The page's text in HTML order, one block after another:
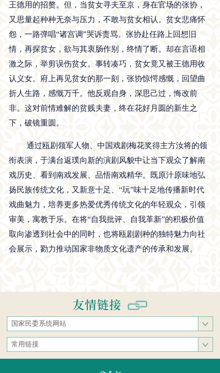
王德用的招赘。但，当贫女寻夫至京，身在官场的张协，
又思量起种种无奈与压力，不敢与贫女相认。贫女悲痛怀
怨，一路弹唱“诸宫调”哭诉责骂。张协赴任路上回想旧
情，再探贫女，欲与其衷肠作别，终情了断。却在言语相
激之际，举剪误伤贫女。事转凑巧，贫女竟又被王德用收
认义女。府上再见贫女的那一刻，张协惊愕感慨，回望曲
折人生路，感慨万千。他反观自身，深思己过，悔改前
非。这对前情难解的贫贱夫妻，终在花好月圆的新生之
下，破镜重圆。
通过瓯剧领军人物、中国戏剧梅花奖得主方汝将的领
衔表演，于满台返璞向新的演剧风貌中让当下观众了解南
戏历史、看到南戏发展、品悟南戏精华。既原汁原味地弘
扬民族传统文化，又新意十足、“玩”味十足地传播新时代
戏曲魅力，培养更多热爱优秀传统文化的年轻观众，引领
审美，寓教于乐。在将“自我批评、自我革新”的积极价值
取向渗透到社会中的同时，也将瓯剧剧种的独特魅力向社
会展示，勠力推动国家非物质文化遗产的传承和发展。
国家民委系统网站
国家民族事务委员会
中央民族大学
常用链接
中央统战部